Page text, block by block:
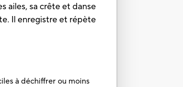
ailes, sa crête et danse
Il enregistre et répète
à déchiffrer ou moins